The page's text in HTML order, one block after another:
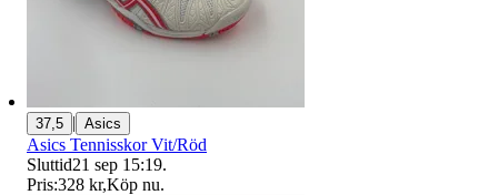
37,5 | Asics
Asics Tennisskor Vit/Röd
Sluttid21 sep 15:19.
Pris:328 kr,Köp nu.